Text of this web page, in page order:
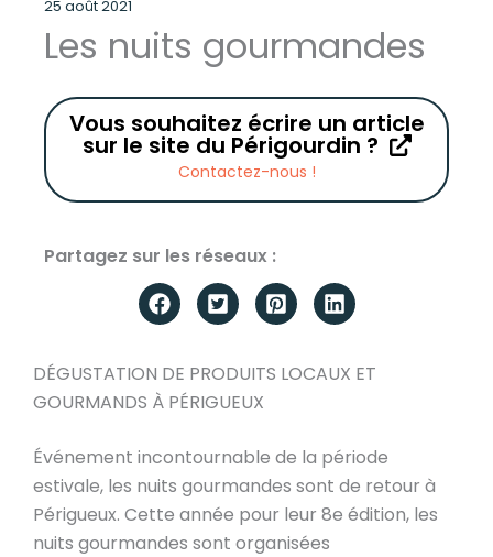
25 août 2021
Les nuits gourmandes
Vous souhaitez écrire un article
sur le site du Périgourdin ?
Contactez-nous !
Partagez sur les réseaux :
DÉGUSTATION DE PRODUITS LOCAUX ET
GOURMANDS À PÉRIGUEUX
Événement incontournable de la période
estivale, les nuits gourmandes sont de retour à
Périgueux. Cette année pour leur 8e édition, les
nuits gourmandes sont organisées